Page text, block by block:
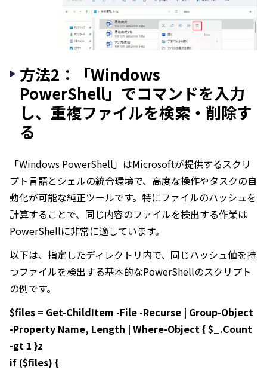
方法2：「Windows
PowerShell」でコマンドを入力
し、重複ファイルを検索・削除す
る
「Windows PowerShell」はMicrosoftが提供するスクリ
プト言語とシェルの統合環境で、高度な操作やタスクの自
動化が可能な純正ツールです。特にファイルのハッシュを
計算することで、同じ内容のファイルを検出する作業は
PowerShellに非常に適しています。
以下は、指定したディレクトリ内で、同じハッシュ値を持
つファイルを検出する基本的なPowerShellのスクリプト
の例です。
$files = Get-ChildItem -File -Recurse | Group-Object
-Property Name, Length | Where-Object { $_.Count
-gt 1 }z
if ($files) {